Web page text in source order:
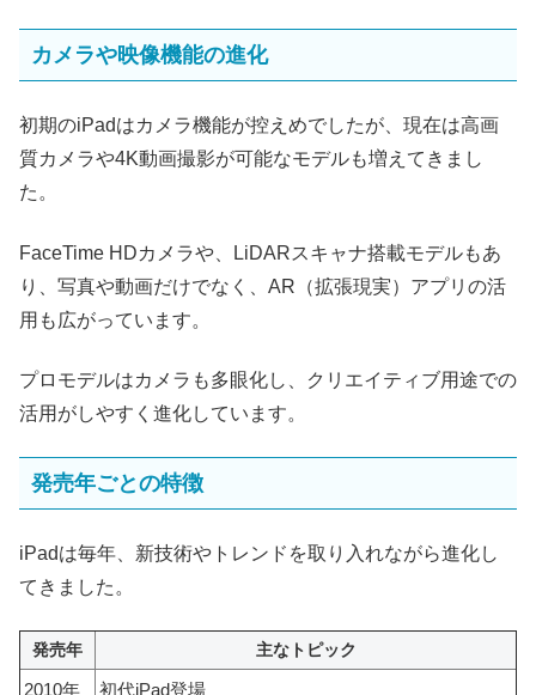
カメラや映像機能の進化
初期のiPadはカメラ機能が控えめでしたが、現在は高画
質カメラや4K動画撮影が可能なモデルも増えてきまし
た。
FaceTime HDカメラや、LiDARスキャナ搭載モデルもあ
り、写真や動画だけでなく、AR（拡張現実）アプリの活
用も広がっています。
プロモデルはカメラも多眼化し、クリエイティブ用途での
活用がしやすく進化しています。
発売年ごとの特徴
iPadは毎年、新技術やトレンドを取り入れながら進化し
てきました。
発売年 主なトピック
2010年
初代iPad登場